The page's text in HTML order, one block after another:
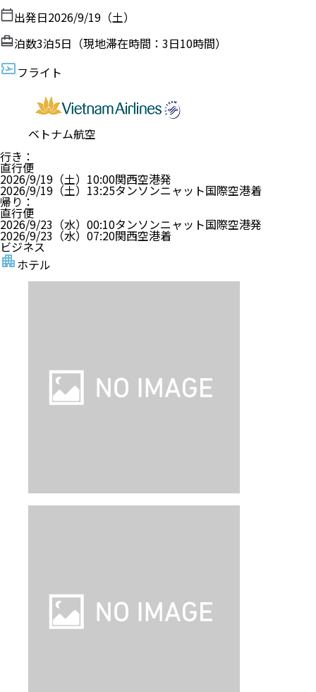
出発日2026/9/19（土）
泊数3泊5日（現地滞在時間： 3日10時間）
フライト
ベトナム航空
行き ：
直行便
2026/9/19（土） 10:00関西空港発
2026/9/19（土） 13:25タンソンニャット国際空港着
帰り ：
直行便
2026/9/23（水） 00:10タンソンニャット国際空港発
2026/9/23（水） 07:20関西空港着
ビジネス
ホテル